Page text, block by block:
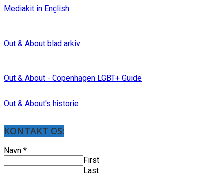
Mediakit in English
Out & About blad arkiv
Out & About - Copenhagen LGBT+ Guide
Out & About's historie
KONTAKT OS:
Navn *
First
Last